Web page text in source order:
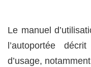
Le manuel
l’autoportée
d’usage,